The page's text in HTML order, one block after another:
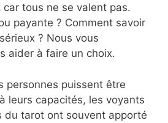
tous ne se valent pas.
payante ? Comment savoir
? Nous vous
aider à faire un choix.
personnes puissent être
leurs capacités, les voyants
du tarot ont souvent apporté